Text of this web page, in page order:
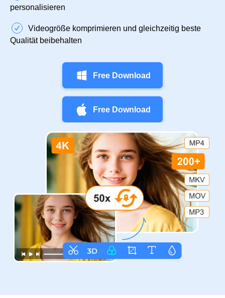
personalisieren
Videogröße komprimieren und gleichzeitig beste
Qualität beibehalten
Free Download
Free Download